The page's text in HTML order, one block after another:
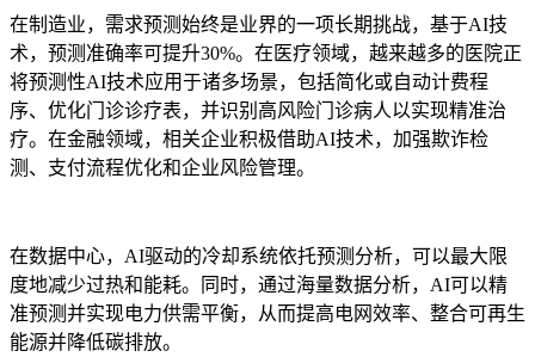
在制造业，需求预测始终是业界的一项长期挑战，基于AI技
术，预测准确率可提升30%。在医疗领域，越来越多的医院正
将预测性AI技术应用于诸多场景，包括简化或自动计费程
序、优化门诊诊疗表，并识别高风险门诊病人以实现精准治
疗。在金融领域，相关企业积极借助AI技术，加强欺诈检
测、支付流程优化和企业风险管理。
在数据中心，AI驱动的冷却系统依托预测分析，可以最大限
度地减少过热和能耗。同时，通过海量数据分析，AI可以精
准预测并实现电力供需平衡，从而提高电网效率、整合可再生
能源并降低碳排放。